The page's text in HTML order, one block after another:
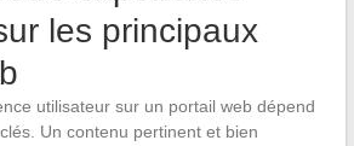
les principaux
utilisateur sur un portail web dépend
Un contenu pertinent et bien